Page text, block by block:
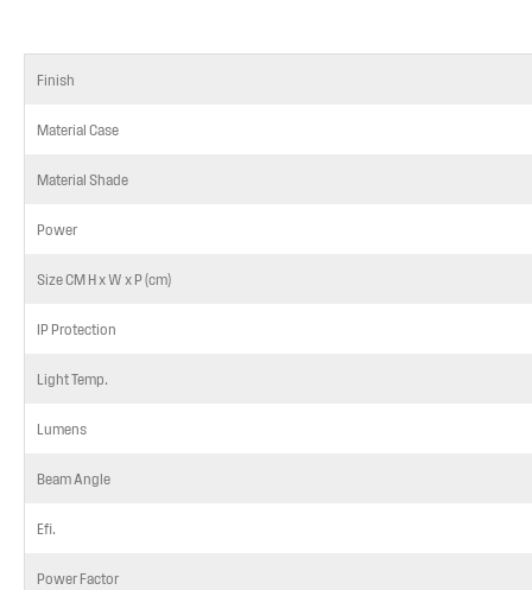
Finish
Material Case
Material Shade
Power
Size CM H x W x P (cm)
IP Protection
Light Temp.
Lumens
Beam Angle
Efi.
Power Factor